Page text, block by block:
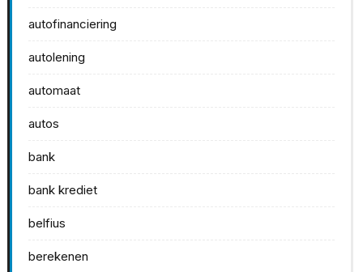
autofinanciering
autolening
automaat
autos
bank
bank krediet
belfius
berekenen